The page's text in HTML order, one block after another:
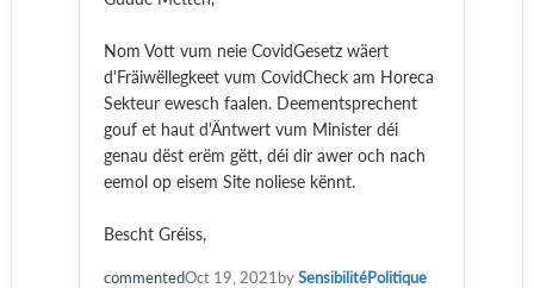
Nom Vott vum neie CovidGesetz wäert
d'Fräiwëllegkeet vum CovidCheck am Horeca
Sekteur ewesch faalen. Deementsprechent
gouf et haut d'Äntwert vum Minister déi
genau dëst erëm gëtt, déi dir awer och nach
eemol op eisem Site noliese kënnt.
Bescht Gréiss,
commentedOct 19, 2021 bySensibilitéPolitique